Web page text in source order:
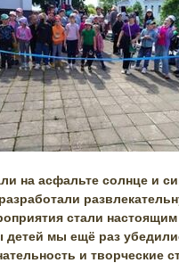
на асфальте солнце и
стали
детей мы ещё раз
и творческие